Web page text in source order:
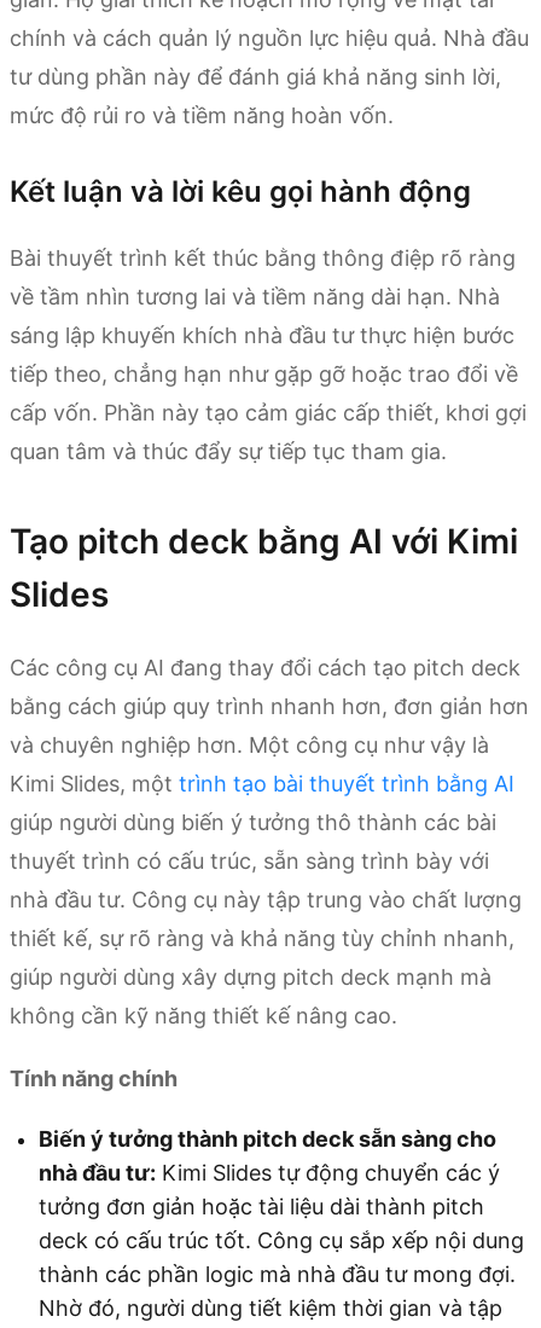
chính và cách quản lý nguồn lực hiệu quả. Nhà đầu
tư dùng phần này để đánh giá khả năng sinh lời,
mức độ rủi ro và tiềm năng hoàn vốn.
Kết luận và lời kêu gọi hành động
Bài thuyết trình kết thúc bằng thông điệp rõ ràng
về tầm nhìn tương lai và tiềm năng dài hạn. Nhà
sáng lập khuyến khích nhà đầu tư thực hiện bước
tiếp theo, chẳng hạn như gặp gỡ hoặc trao đổi về
cấp vốn. Phần này tạo cảm giác cấp thiết, khơi gợi
quan tâm và thúc đẩy sự tiếp tục tham gia.
Tạo pitch deck bằng AI với Kimi
Slides
Các công cụ AI đang thay đổi cách tạo pitch deck
bằng cách giúp quy trình nhanh hơn, đơn giản hơn
và chuyên nghiệp hơn. Một công cụ như vậy là
Kimi Slides, một trình tạo bài thuyết trình bằng AI
giúp người dùng biến ý tưởng thô thành các bài
thuyết trình có cấu trúc, sẵn sàng trình bày với
nhà đầu tư. Công cụ này tập trung vào chất lượng
thiết kế, sự rõ ràng và khả năng tùy chỉnh nhanh,
giúp người dùng xây dựng pitch deck mạnh mà
không cần kỹ năng thiết kế nâng cao.
Tính năng chính
Biến ý tưởng thành pitch deck sẵn sàng cho
nhà đầu tư: Kimi Slides tự động chuyển các ý
tưởng đơn giản hoặc tài liệu dài thành pitch
deck có cấu trúc tốt. Công cụ sắp xếp nội dung
thành các phần logic mà nhà đầu tư mong đợi.
Nhờ đó, người dùng tiết kiệm thời gian và tập